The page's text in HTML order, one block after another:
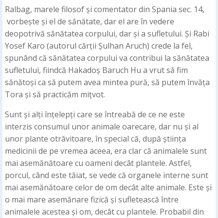
Ralbag, marele filosof și comentator din Spania sec. 14,
vorbește și el de sănătate, dar el are în vedere
deopotrivă sănătatea corpului, dar și a sufletului. Și Rabi
Yosef Karo (autorul cărții Șulhan Aruch) crede la fel,
spunând că sănătatea corpului va contribui la sănătatea
sufletului, fiindcă Hakadoș Baruch Hu a vrut să fim
sănătoși ca să putem avea mintea pură, să putem învăța
Tora și să practicăm mițvot.
Sunt și alți înțelepți care se întreabă de ce ne este
interzis consumul unor animale oarecare, dar nu și al
unor plante otrăvitoare, în special că, după știința
medicinii de pe vremea aceea, era clar că animalele sunt
mai asemănătoare cu oameni decât plantele. Astfel,
porcul, când este tăiat, se vede că organele interne sunt
mai asemănătoare celor de om decât alte animale. Este și
o mai mare asemănare fizică și sufletească între
animalele acestea și om, decât cu plantele. Probabil din